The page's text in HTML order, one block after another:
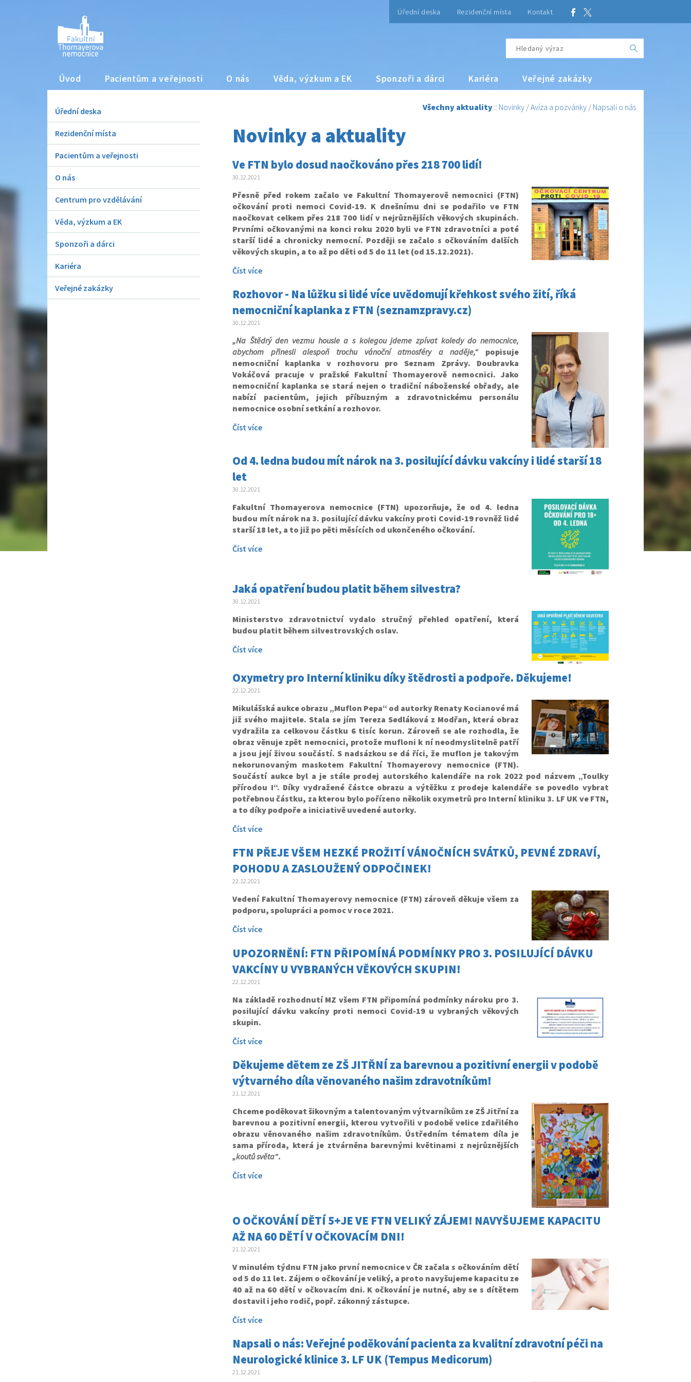
Úřední deska Rezidenční místa Kontakt
Úvod Pacientům a veřejnosti O nás Věda, výzkum a EK Sponzoři a dárci Kariéra Veřejné zakázky
Úřední deska
Rezidenční místa
Pacientům a veřejnosti
O nás
Centrum pro vzdělávání
Věda, výzkum a EK
Sponzoři a dárci
Kariéra
Veřejné zakázky
Všechny aktuality :: Novinky /Avíza a pozvánky / Napsali o nás
Novinky a aktuality
Ve FTN bylo dosud naočkováno přes 218 700 lidí!
30.12.2021
Přesně před rokem začalo ve Fakultní Thomayerově nemocnici (FTN)
očkování proti nemoci Covid-19. K dnešnímu dni se podařilo ve FTN
naočkovat celkem přes 218 700 lidí v nejrůznějších věkových skupinách.
Prvními očkovanými na konci roku 2020 byli ve FTN zdravotníci a poté
starší lidé a chronicky nemocní. Později se začalo s očkováním dalších
věkových skupin, a to až po děti od 5 do 11 let (od 15.12.2021).
Číst více
Rozhovor - Na lůžku si lidé více uvědomují křehkost svého žití, říká
nemocniční kaplanka z FTN (seznamzpravy.cz)
30.12.2021
„Na Štědrý den vezmu housle a s kolegou jdeme zpívat koledy do nemocnice,
abychom přinesli alespoň trochu vánoční atmosféry a naděje,“popisuje
nemocniční kaplanka v rozhovoru pro Seznam Zprávy. Doubravka
Vokáčová pracuje v pražské Fakultní Thomayerově nemocnici. Jako
nemocniční kaplanka se stará nejen o tradiční náboženské obřady, ale
nabízí pacientům, jejich příbuzným a zdravotnickému personálu
nemocnice osobní setkání a rozhovor.
Číst více
Od 4. ledna budou mít nárok na 3. posilující dávku vakcíny i lidé starší 18
let
30.12.2021
Fakultní Thomayerova nemocnice (FTN) upozorňuje, že od 4. ledna
budou mít nárok na 3. posilující dávku vakcíny proti Covid-19 rovněž lidé
starší 18 let, a to již po pěti měsících od ukončeného očkování.
Číst více
Jaká opatření budou platit během silvestra?
30.12.2021
Ministerstvo zdravotnictví vydalo stručný přehled opatření, která
budou platit během silvestrovských oslav.
Číst více
Oxymetry pro Interní kliniku díky štědrosti a podpoře. Děkujeme!
22.12.2021
Mikulášská aukce obrazu „Muflon Pepa“ od autorky Renaty Kocianové má
již svého majitele. Stala se jím Tereza Sedláková z Modřan, která obraz
vydražila za celkovou částku 6 tisíc korun. Zároveň se ale rozhodla, že
obraz věnuje zpět nemocnici, protože mufloni k ní neodmyslitelně patří
a jsou její živou součástí. S nadsázkou se dá říci, že muflon je takovým
nekorunovaným maskotem Fakultní Thomayerovy nemocnice (FTN).
Součástí aukce byl a je stále prodej autorského kalendáře na rok 2022 pod názvem „Toulky
přírodou I“. Díky vydražené částce obrazu a výtěžku z prodeje kalendáře se povedlo vybrat
potřebnou částku, za kterou bylo pořízeno několik oxymetrů pro Interní kliniku 3. LF UK ve FTN,
a to díky podpoře a iniciativě uvedené autorky.
Číst více
FTN PŘEJE VŠEM HEZKÉ PROŽITÍ VÁNOČNÍCH SVÁTKŮ, PEVNÉ ZDRAVÍ,
POHODU A ZASLOUŽENÝ ODPOČINEK!
22.12.2021
Vedení Fakultní Thomayerovy nemocnice (FTN) zároveň děkuje všem za
podporu, spolupráci a pomoc v roce 2021.
Číst více
UPOZORNĚNÍ: FTN PŘIPOMÍNÁ PODMÍNKY PRO 3. POSILUJÍCÍ DÁVKU
VAKCÍNY U VYBRANÝCH VĚKOVÝCH SKUPIN!
22.12.2021
Na základě rozhodnutí MZ všem FTN připomíná podmínky nároku pro 3.
posilující dávku vakcíny proti nemoci Covid-19 u vybraných věkových
skupin.
Číst více
Děkujeme dětem ze ZŠ JITŘNÍ za barevnou a pozitivní energii v podobě
výtvarného díla věnovaného našim zdravotníkům!
21.12.2021
Chceme poděkovat šikovným a talentovaným výtvarníkům ze ZŠ Jitřní za
barevnou a pozitivní energii, kterou vytvořili v podobě velice zdařilého
obrazu věnovaného našim zdravotníkům. Ústředním tématem díla je
sama příroda, která je ztvárněna barevnými květinami z nejrůznějších
„koutů světa“.
Číst více
O OČKOVÁNÍ DĚTÍ 5+JE VE FTN VELIKÝ ZÁJEM! NAVYŠUJEME KAPACITU
AŽ NA 60 DĚTÍ V OČKOVACÍM DNI!
21.12.2021
V minulém týdnu FTN jako první nemocnice v ČR začala s očkováním dětí
od 5 do 11 let. Zájem o očkování je veliký, a proto navyšujeme kapacitu ze
40 až na 60 dětí v očkovacím dni. K očkování je nutné, aby se s dítětem
dostavil i jeho rodič, popř. zákonný zástupce.
Číst více
Napsali o nás: Veřejné poděkování pacienta za kvalitní zdravotní péči na
Neurologické klinice 3. LF UK (Tempus Medicorum)
21.12.2021